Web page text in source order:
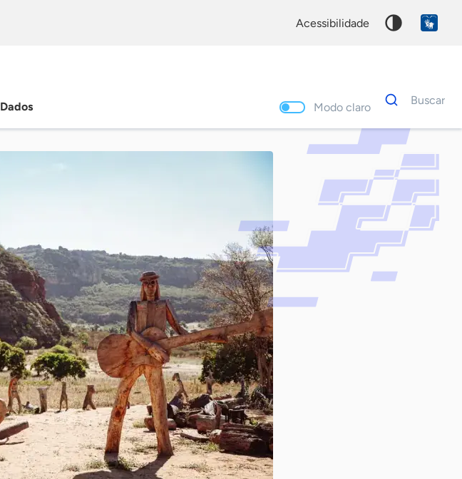
acessibilidade
Dados Modo claro
Dados
para
Buscar
Palavra
chave